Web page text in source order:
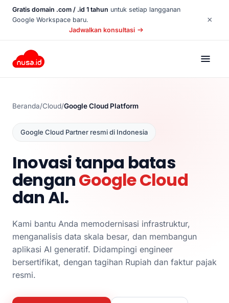
Gratis domain .com / .id 1 tahun untuk setiap langganan
Google Workspace baru.
Jadwalkan konsultasi
×
Beranda/Cloud/Google Cloud Platform
Google Cloud Partner resmi di Indonesia
Inovasi tanpa batas
denganGoogle Cloud
dan AI.
Kami bantu Anda memodernisasi infrastruktur,
menganalisis data skala besar, dan membangun
aplikasi AI generatif. Didampingi engineer
bersertifikat, dengan tagihan Rupiah dan faktur pajak
resmi.